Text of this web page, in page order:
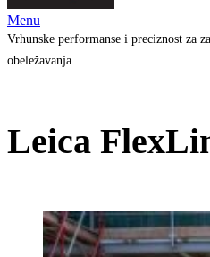
Menu
Vrhunske performanse i preciznost za
obeležavanja
Leica